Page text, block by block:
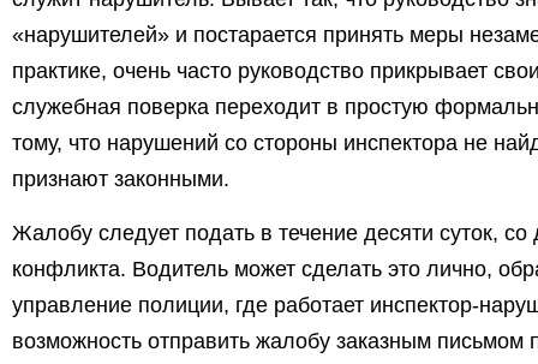
«нарушителей» и постарается принять меры
практике, очень часто руководство прикрывает
служебная поверка переходит в простую
тому, что нарушений со стороны инспектора не
признают законными.
Жалобу следует подать в течение десяти суток,
конфликта. Водитель может сделать это лично,
управление полиции, где работает инспектор-
возможность отправить жалобу заказным письмом